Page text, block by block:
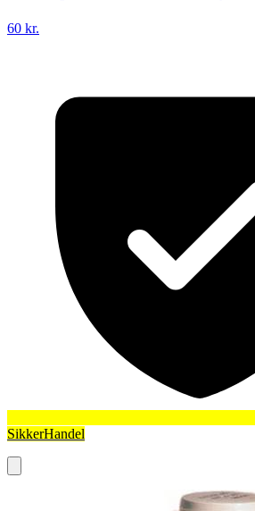
60 kr.
SikkerHandel